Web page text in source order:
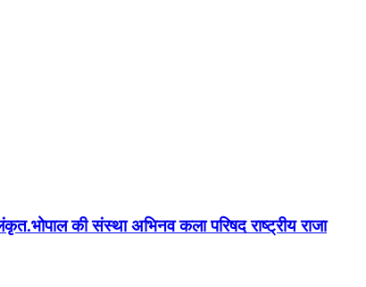
की संस्था अभिनव कला परिषद राष्ट्रीय राजा